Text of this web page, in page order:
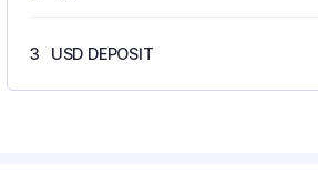
3 USD DEPOSIT